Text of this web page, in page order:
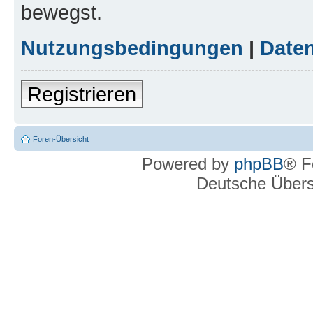
bewegst.
Nutzungsbedingungen |
Registrieren
Foren-Übersicht
Powered by phpBB®
Deutsche